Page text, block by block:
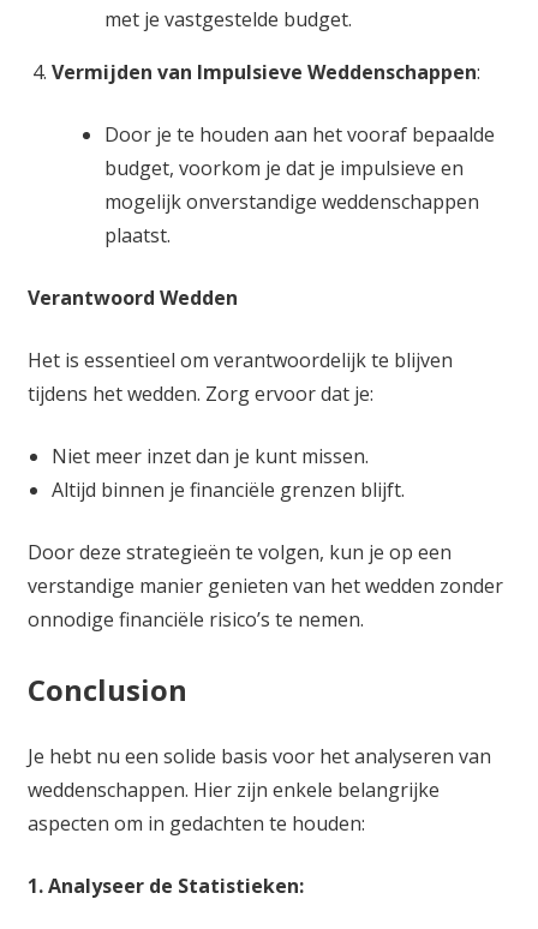
met je vastgestelde budget.
Vermijden van Impulsieve Weddenschappen:
Door je te houden aan het vooraf bepaalde
budget, voorkom je dat je impulsieve en
mogelijk onverstandige weddenschappen
plaatst.
Verantwoord Wedden
Het is essentieel om verantwoordelijk te blijven
tijdens het wedden. Zorg ervoor dat je:
Niet meer inzet dan je kunt missen.
Altijd binnen je financiële grenzen blijft.
Door deze strategieën te volgen, kun je op een
verstandige manier genieten van het wedden zonder
onnodige financiële risico’s te nemen.
Conclusion
Je hebt nu een solide basis voor het analyseren van
weddenschappen. Hier zijn enkele belangrijke
aspecten om in gedachten te houden:
1. Analyseer de Statistieken: